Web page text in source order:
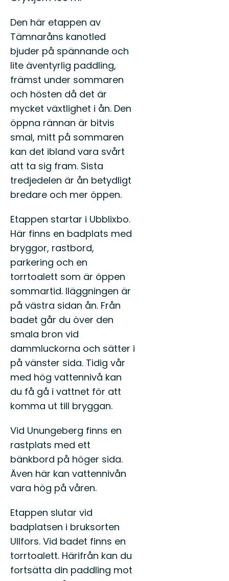
Den här etappen av
Tämnaråns kanotled
bjuder på spännande och
lite äventyrlig paddling,
främst under sommaren
och hösten då det är
mycket växtlighet i ån. Den
öppna rännan är bitvis
smal, mitt på sommaren
kan det ibland vara svårt
att ta sig fram. Sista
tredjedelen är ån betydligt
bredare och mer öppen.
Etappen startar i Ubblixbo.
Här finns en badplats med
bryggor, rastbord,
parkering och en
torrtoalett som är öppen
sommartid. Iläggningen är
på västra sidan ån. Från
badet går du över den
smala bron vid
dammluckorna och sätter i
på vänster sida. Tidig vår
med hög vattennivå kan
du få gå i vattnet för att
komma ut till bryggan.
Vid Unungeberg finns en
rastplats med ett
bänkbord på höger sida.
Även här kan vattennivån
vara hög på våren.
Etappen slutar vid
badplatsen i bruksorten
Ullfors. Vid badet finns en
torrtoalett. Härifrån kan du
fortsätta din paddling mot